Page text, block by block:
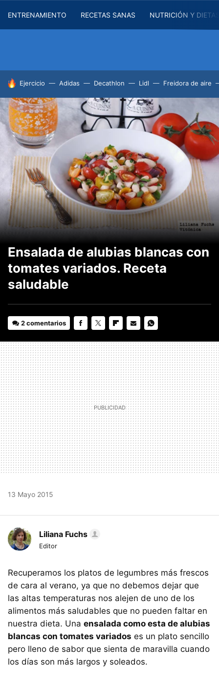
ENTRENAMIENTO RECETAS SANAS NUTRICIÓN Y
HOY SE HABLA DE
Ejercicio Adidas Decathlon Lidl Freidora de aire
Ensalada de alubias blancas con
tomates variados. Receta
saludable
2 comentarios
MAIL
13 Mayo 2015
Liliana Fuchs
Editor
Recuperamos los platos de legumbres más frescos
de cara al verano, ya que no debemos dejar que
las altas temperaturas nos alejen de uno de los
alimentos más saludables que no pueden faltar en
nuestra dieta. Una ensalada como esta de alubias
blancas con tomates variados es un plato sencillo
pero lleno de sabor que sienta de maravilla cuando
los días son más largos y soleados.